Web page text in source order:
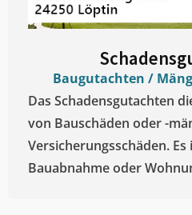
Baugutachten /
Das Schadensgutachten
von Bauschäden oder -
Versicherungsschäden.
Bauabnahme oder